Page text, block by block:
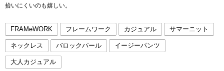
拾いにくいのも嬉しい。
FRAMeWORK フレームワーク カジュアル サマーニット
ネックレス バロックパール イージーパンツ
大人カジュアル